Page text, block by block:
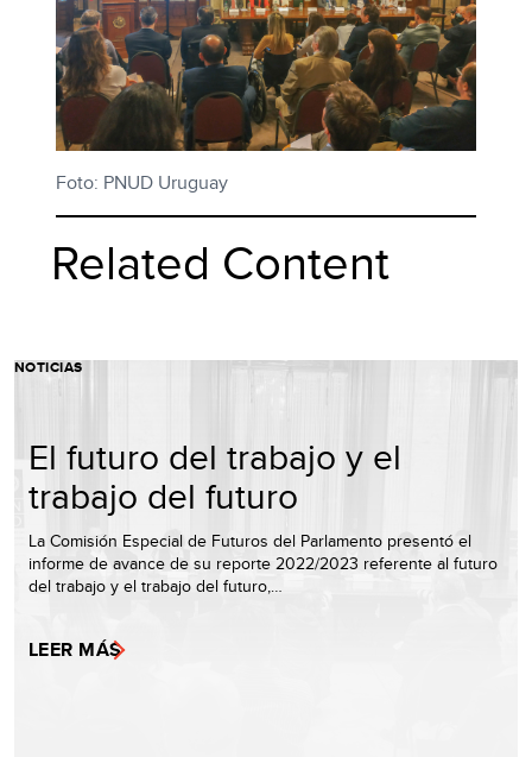
Foto: PNUD Uruguay
Related Content
NOTICIAS
El futuro del trabajo y el
trabajo del futuro
La Comisión Especial de Futuros del Parlamento presentó el
informe de avance de su reporte 2022/2023 referente al futuro
del trabajo y el trabajo del futuro,…
LEER MÁS